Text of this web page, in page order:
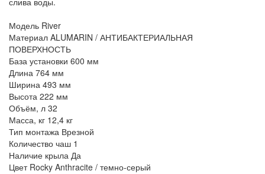
Модель River
Материал ALUMARIN / АНТИБАКТЕРИАЛЬНАЯ
ПОВЕРХНОСТЬ
База установки 600 мм
Длина 764 мм
Ширина 493 мм
Высота 222 мм
Объём, л 32
Масса, кг 12,4 кг
Тип монтажа Врезной
Количество чаш 1
Наличие крыла Да
Цвет Rocky Anthracite / темно-серый